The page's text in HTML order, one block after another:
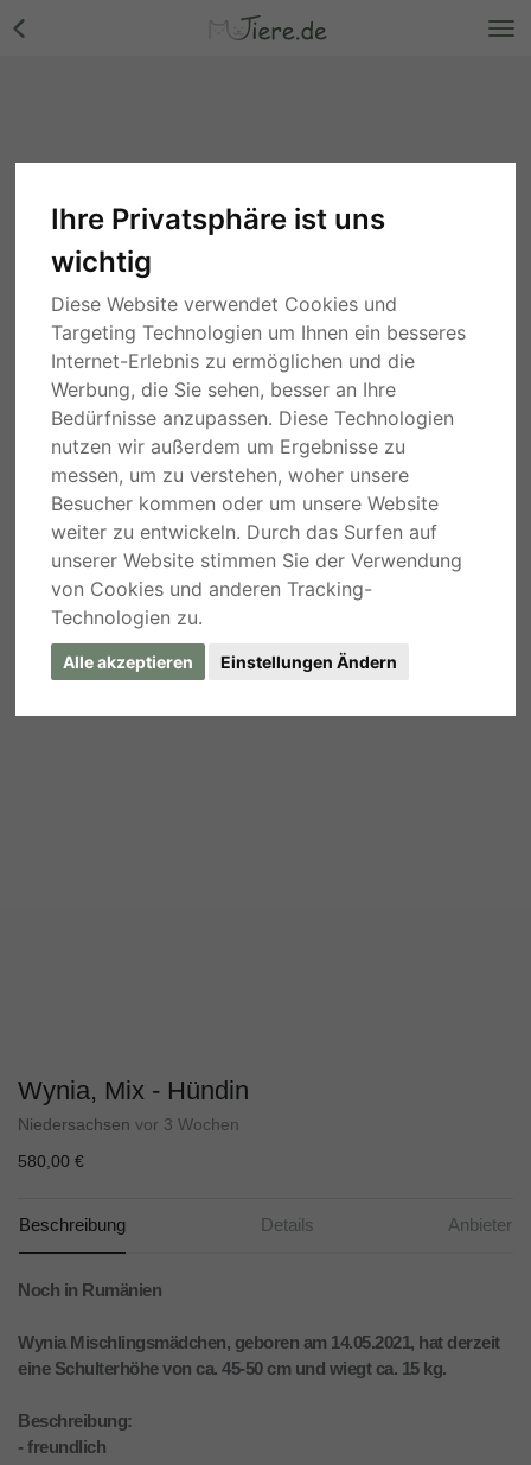
Ihre Privatsphäre ist uns
wichtig
Diese Website verwendet Cookies und
Targeting Technologien um Ihnen ein besseres
Internet-Erlebnis zu ermöglichen und die
Werbung, die Sie sehen, besser an Ihre
Bedürfnisse anzupassen. Diese Technologien
nutzen wir außerdem um Ergebnisse zu
messen, um zu verstehen, woher unsere
Besucher kommen oder um unsere Website
weiter zu entwickeln. Durch das Surfen auf
unserer Website stimmen Sie der Verwendung
von Cookies und anderen Tracking-
Technologien zu.
Alle akzeptieren Einstellungen Ändern
Wynia, Mix - Hündin
Niedersachsen vor 3 Wochen
580,00 €
Beschreibung Details Anbieter
Noch in Rumänien
Wynia Mischlingsmädchen, geboren am 14.05.2021, hat derzeit
eine Schulterhöhe von ca. 45-50 cm und wiegt ca. 15 kg.
Beschreibung:
- freundlich